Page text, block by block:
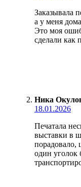
Заказывала
а у меня
Это моя
сделали как
Ника
18.01.2026
Печатала
выставки в
порадовало,
один уголок